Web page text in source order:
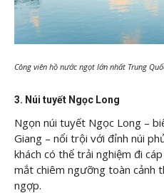
Công viên hồ nước ngọt lớn nhất Trung
3. Núi tuyết Ngọc Long
Ngọn núi tuyết Ngọc Long –
Giang – nổi trội với đỉnh núi
khách có thể trải nghiệm đi
mắt chiêm ngưỡng toàn cảnh
ngợp.